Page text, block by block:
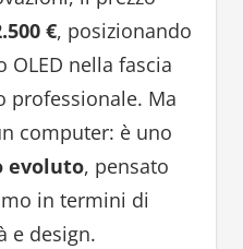
€, posizionando
OLED nella fascia
professionale. Ma
computer: è uno
evoluto, pensato
in termini di
e design.